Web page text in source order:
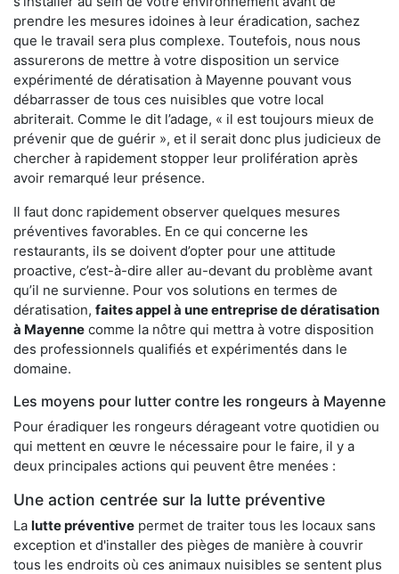
prendre les mesures idoines à leur éradication, sachez
que le travail sera plus complexe. Toutefois, nous nous
assurerons de mettre à votre disposition un service
expérimenté de dératisation à Mayenne pouvant vous
débarrasser de tous ces nuisibles que votre local
abriterait. Comme le dit l’adage, « il est toujours mieux de
prévenir que de guérir », et il serait donc plus judicieux de
chercher à rapidement stopper leur prolifération après
avoir remarqué leur présence.
Il faut donc rapidement observer quelques mesures
préventives favorables. En ce qui concerne les
restaurants, ils se doivent d’opter pour une attitude
proactive, c’est-à-dire aller au-devant du problème avant
qu’il ne survienne. Pour vos solutions en termes de
dératisation, faites appel à une entreprise de dératisation
à Mayenne comme la nôtre qui mettra à votre disposition
des professionnels qualifiés et expérimentés dans le
domaine.
Les moyens pour lutter contre les rongeurs à Mayenne
Pour éradiquer les rongeurs dérageant votre quotidien ou
qui mettent en œuvre le nécessaire pour le faire, il y a
deux principales actions qui peuvent être menées :
Une action centrée sur la lutte préventive
La lutte préventive permet de traiter tous les locaux sans
exception et d'installer des pièges de manière à couvrir
tous les endroits où ces animaux nuisibles se sentent plus